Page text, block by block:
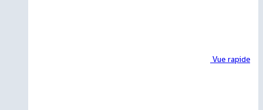
Vue rapide